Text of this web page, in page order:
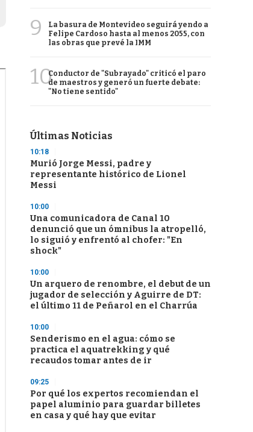
9
La basura de Montevideo seguirá yendo a
Felipe Cardoso hasta al menos 2055, con
las obras que prevé la IMM
10Conductor de "Subrayado" criticó el paro
de maestros y generó un fuerte debate:
"No tiene sentido"
Últimas Noticias
10:18
Murió Jorge Messi, padre y
representante histórico de Lionel
Messi
10:00
Una comunicadora de Canal 10
denunció que un ómnibus la atropelló,
lo siguió y enfrentó al chofer: "En
shock"
10:00
Un arquero de renombre, el debut de un
jugador de selección y Aguirre de DT:
el último 11 de Peñarol en el Charrúa
10:00
Senderismo en el agua: cómo se
practica el aquatrekking y qué
recaudos tomar antes de ir
09:25
Por qué los expertos recomiendan el
papel aluminio para guardar billetes
en casa y qué hay que evitar